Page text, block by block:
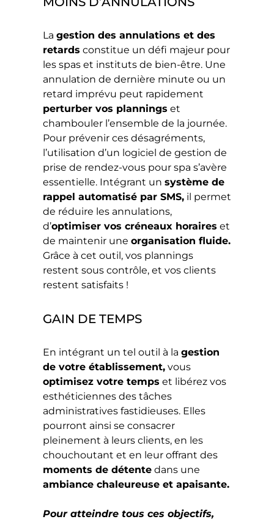
La gestion des annulations et des
retards constitue un défi majeur pour
les spas et instituts de bien-être. Une
annulation de dernière minute ou un
retard imprévu peut rapidement
perturber vos plannings et
chambouler l’ensemble de la journée.
Pour prévenir ces désagréments,
l’utilisation d’un logiciel de gestion de
prise de rendez-vous pour spa s’avère
essentielle. Intégrant un système de
rappel automatisé par SMS, il permet
de réduire les annulations,
d’optimiser vos créneaux horaires et
de maintenir une organisation fluide.
Grâce à cet outil, vos plannings
restent sous contrôle, et vos clients
restent satisfaits !
GAIN DE TEMPS
En intégrant un tel outil à la gestion
de votre établissement, vous
optimisez votre temps et libérez vos
esthéticiennes des tâches
administratives fastidieuses. Elles
pourront ainsi se consacrer
pleinement à leurs clients, en les
chouchoutant et en leur offrant des
moments de détente dans une
ambiance chaleureuse et apaisante.
Pour atteindre tous ces objectifs,